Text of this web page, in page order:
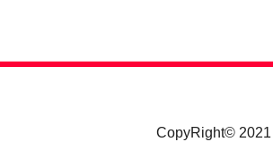
CopyRight©